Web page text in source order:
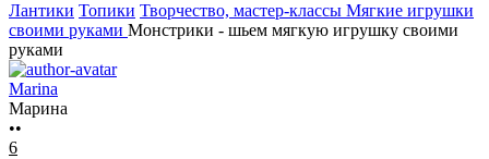
Лантики Топики Творчество, мастер-классы Мягкие игрушки
своими руками Монстрики - шьем мягкую игрушку своими
руками
Marina
Марина
••
6